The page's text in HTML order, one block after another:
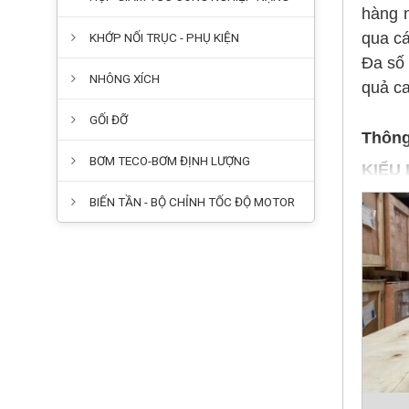
NHÔNG XÍCH
quả
TỐC
Động
- 2
- 4
- 6
- 8
ĐIỆN
-